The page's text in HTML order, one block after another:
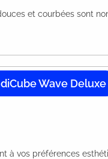
et courbées sont
Wave Deluxe
à vos préférences